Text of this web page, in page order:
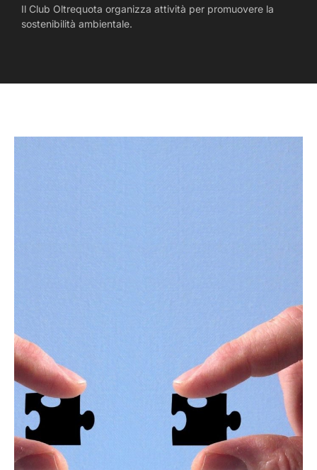
Il Club Oltrequota organizza attività per promuovere la
sostenibilità ambientale.